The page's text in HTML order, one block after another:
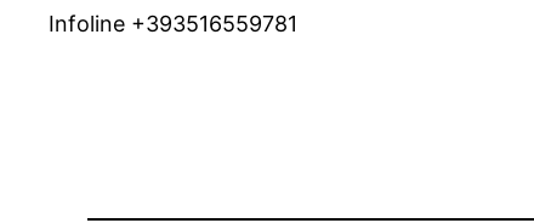
Infoline +393516559781